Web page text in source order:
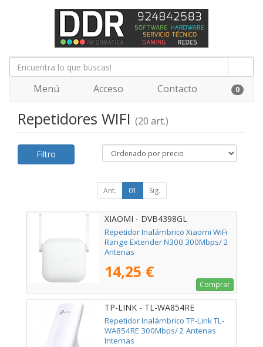
Menú Acceso Contacto 0
Repetidores WIFI (20 art.)
Filtro
Ant. 01 Sig.
XIAOMI - DVB4398GL
Repetidor Inalámbrico Xiaomi WiFi
Range Extender N300 300Mbps/ 2
Antenas
14,25 €
Comprar
TP-LINK - TL-WA854RE
Repetidor Inalámbrico TP-Link TL-
WA854RE 300Mbps/ 2 Antenas
Internas